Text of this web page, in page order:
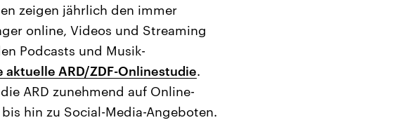
zeigen jährlich den immer
online, Videos und Streaming
Podcasts und Musik-
aktuelle ARD/ZDF-Onlinestudie.
ARD zunehmend auf Online-
hin zu Social-Media-Angeboten.